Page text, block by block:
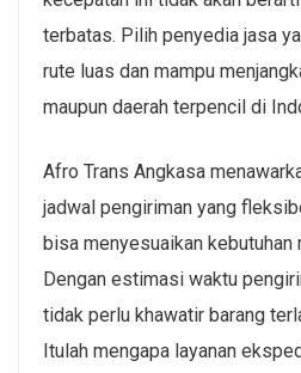
terbatas. Pilih penyedia jasa
rute luas dan mampu
maupun daerah terpencil di
Afro Trans Angkasa
jadwal pengiriman yang
bisa menyesuaikan kebutuhan
Dengan estimasi waktu
tidak perlu khawatir barang
Itulah mengapa layanan